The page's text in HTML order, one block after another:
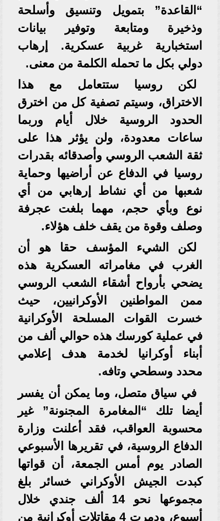
“القاعدة” بتمويل وتنسيق وأسلحة
وذخيرة ومتابعة وتوفير بيانات
استخبارية غربية عسكرية. إرهاب
دولي بكل ما تحمله الكلمة من معنى.
لكن روسيا ستتعامل مع هذا
الاختراق، وسيتم تصفية كل من اخترق
الحدود الروسية خلال أيام وربما
ساعات معدودة، ولن يؤثر هذا على
ثقة الشعب الروسي وأصدقائه بقدرات
روسيا في الدفاع عن أراضيها وحماية
شعبها من أي نشاط إرهابي من أي
نوع وبأي حجم، مهما بلغت عجرفة
وصلف وقوة من يقف خلف هؤلاء.
لكن الشيء المؤسف حقا هو أن
الغرب في مغامراته العسكرية هذه
يضحي بأرواح أشقاء الشعب الروسي
ممن المواطنين الأوكرانيين، حيث
خسرت القوات المسلحة الأوكرانية
في عملية كورسك هذه حوالي ألف من
أبناء أوكرانيا لخدمة هدف إعلامي
محدد وسطحي وتافه.
في سياق متصل، وما يمكن أن يفسر
أيضا تلك “المغامرة المجنونة” غير
محسوبة العواقب، فقد أعلنت وزارة
الدفاع الروسية، في تقريرها الأسبوعي
الصادر يوم أمس الجمعة، أن قواتها
كبدت الجيش الأوكراني خسائر بلغ
مجموعها نحو 14 ألف جندي خلال
أسبوع، ودمرت 4 مقاتلات أوكرانية من